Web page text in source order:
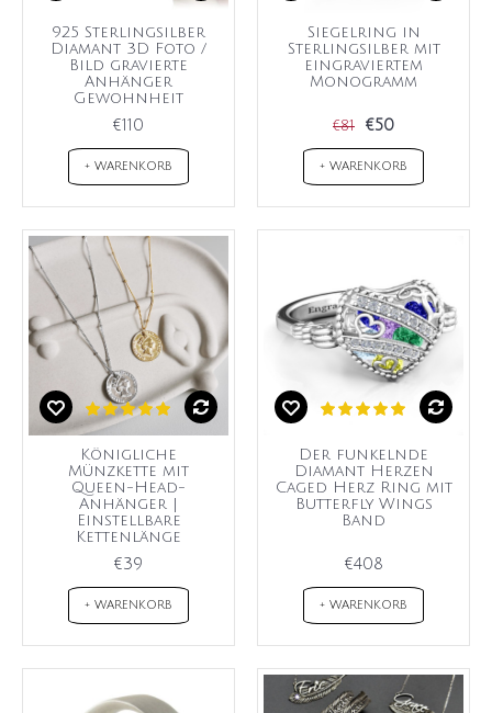
925 Sterlingsilber
Diamant 3D Foto /
Bild gravierte
Anhänger
Gewohnheit
€110
+ WARENKORB
Siegelring in
Sterlingsilber mit
eingraviertem
Monogramm
€81 €50
+ WARENKORB
Königliche
Münzkette mit
Queen-Head-
Anhänger |
Einstellbare
Kettenlänge
€39
+ WARENKORB
Der funkelnde
Diamant Herzen
Caged Herz Ring mit
Butterfly Wings
Band
€408
+ WARENKORB